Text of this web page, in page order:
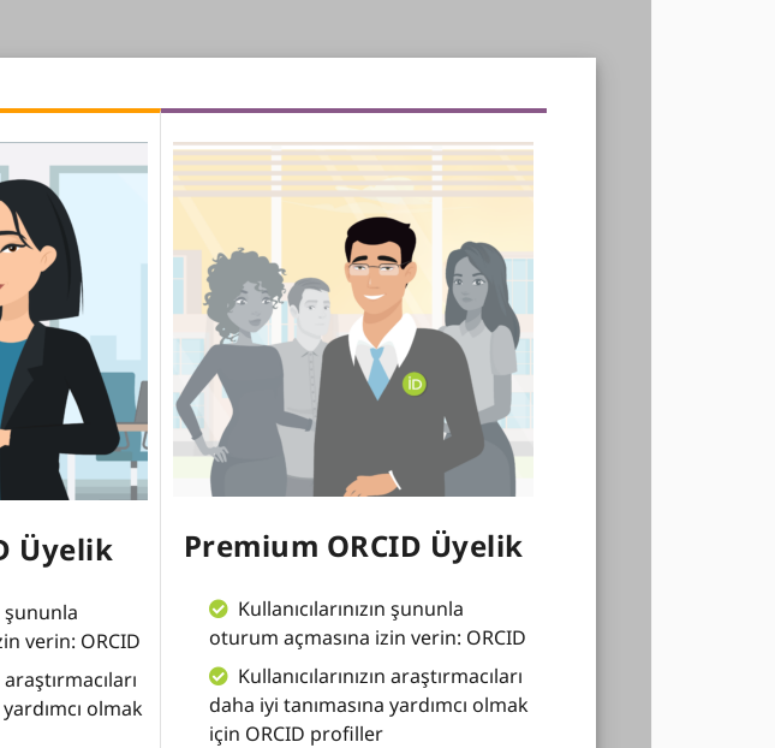
Üyelik
şununla
verin: ORCID
araştırmacıları
olmak
Premium ORCID Üyelik
Kullanıcılarınızın şununla
oturum açmasına izin verin: ORCID
Kullanıcılarınızın araştırmacıları
daha iyi tanımasına yardımcı olmak
için ORCID profiller